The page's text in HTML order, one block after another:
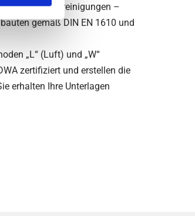
vor Verunreinigungen –
gemäß DIN EN 1610 und
„L“ (Luft) und „W“
zertifiziert und erstellen die
erhalten Ihre Unterlagen